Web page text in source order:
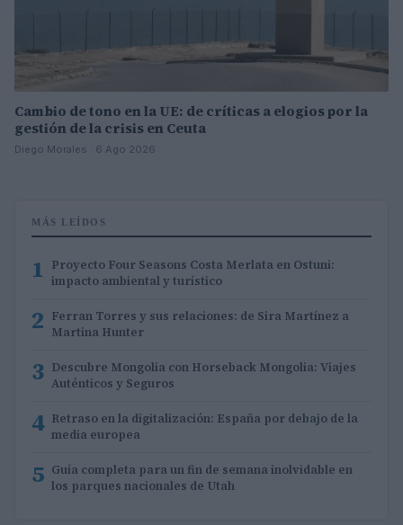
Cambio de tono en la UE: de críticas a elogios por la
gestión de la crisis en Ceuta
Diego Morales · 6 Ago 2026
MÁS LEÍDOS
1 Proyecto Four Seasons Costa Merlata en Ostuni:
impacto ambiental y turístico
2 Ferran Torres y sus relaciones: de Sira Martínez a
Martina Hunter
3 Descubre Mongolia con Horseback Mongolia: Viajes
Auténticos y Seguros
4 Retraso en la digitalización: España por debajo de la
media europea
5 Guía completa para un fin de semana inolvidable en
los parques nacionales de Utah